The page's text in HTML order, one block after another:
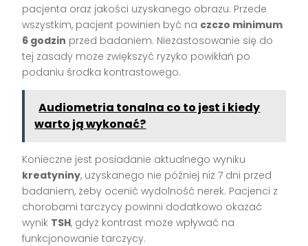
pacjenta oraz jakości uzyskanego obrazu. Przede
wszystkim, pacjent powinien być na czczo minimum
6 godzin przed badaniem. Niezastosowanie się do
tej zasady może zwiększyć ryzyko powikłań po
podaniu środka kontrastowego.
Audiometria tonalna co to jest i kiedy
warto ją wykonać?
Konieczne jest posiadanie aktualnego wyniku
kreatyniny, uzyskanego nie później niż 7 dni przed
badaniem, żeby ocenić wydolność nerek. Pacjenci z
chorobami tarczycy powinni dodatkowo okazać
wynik TSH, gdyż kontrast może wpływać na
funkcjonowanie tarczycy.